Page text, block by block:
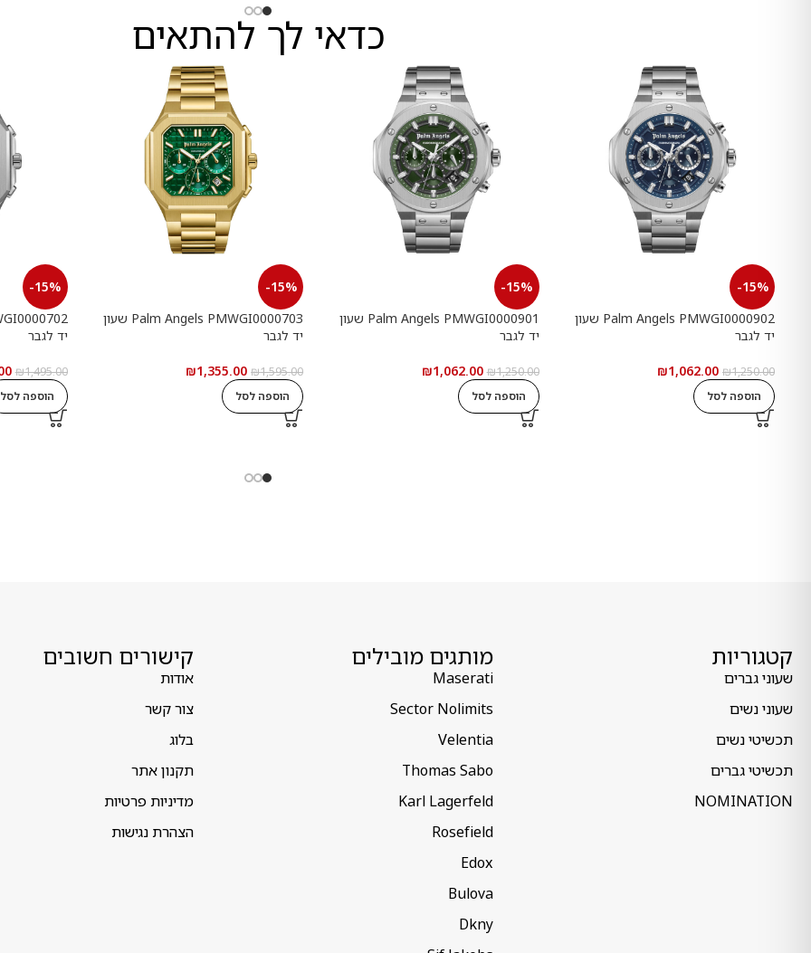
כדאי לך להתאים
-15%
Palm Angels PMWGI0000902 שעון
יד לגבר
₪1,250.00
₪1,062.00
הוספה לסל
-15%
Palm Angels PMWGI0000901 שעון
יד לגבר
₪1,250.00
₪1,062.00
הוספה לסל
-15%
Palm Angels PMWGI0000703 שעון
יד לגבר
₪1,595.00
₪1,355.00
הוספה לסל
-15%
יד לגבר
₪1,495.00
הוספה לסל
קטגוריות
שעוני גברים
שעוני נשים
תכשיטי נשים
תכשיטי גברים
NOMINATION
מותגים מובילים
Maserati
Sector Nolimits
Velentia
Thomas Sabo
Karl Lagerfeld
Rosefield
Edox
Bulova
Dkny
קישורים חשובים
אודות
צור קשר
בלוג
תקנון אתר
מדיניות פרטיות
הצהרת נגישות